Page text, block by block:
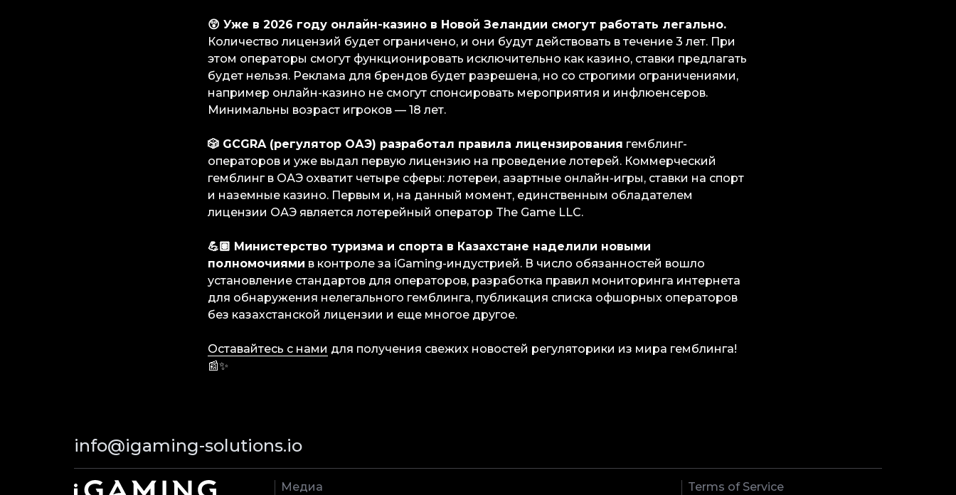
😲 Уже в 2026 году онлайн-казино в Новой Зеландии смогут работать легально.
Количество лицензий будет ограничено, и они будут действовать в течение 3 лет. При
этом операторы смогут функционировать исключительно как казино, ставки предлагать
будет нельзя. Реклама для брендов будет разрешена, но со строгими ограничениями,
например онлайн-казино не смогут спонсировать мероприятия и инфлюенсеров.
Минимальны возраст игроков — 18 лет.
🎲 GCGRA (регулятор ОАЭ) разработал правила лицензирования гемблинг-
операторов и уже выдал первую лицензию на проведение лотерей. Коммерческий
гемблинг в ОАЭ охватит четыре сферы: лотереи, азартные онлайн-игры, ставки на спорт
и наземные казино. Первым и, на данный момент, единственным обладателем
лицензии ОАЭ является лотерейный оператор The Game LLC.
💪🏽 Министерство туризма и спорта в Казахстане наделили новыми
полномочиями в контроле за iGaming-индустрией. В число обязанностей вошло
установление стандартов для операторов, разработка правил мониторинга интернета
для обнаружения нелегального гемблинга, публикация списка офшорных операторов
без казахстанской лицензии и еще многое другое.
Оставайтесь с нами для получения свежих новостей регуляторики из мира гемблинга!
📰✨
info@igaming-solutions.io
Медиа Terms of Service